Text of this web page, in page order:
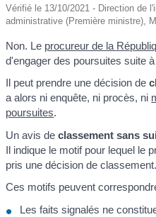
Vérifié le 13/10/2021 - Direction de
administrative (Première ministre),
Non. Le procureur de la
d'engager des poursuites suite
Il peut prendre une décision de
a alors ni enquête, ni procès, ni
poursuites.
Un avis declassement sans
Il indique le motif pour lequel le
pris une décision de classement.
Ces motifs peuvent
Les faits signalés ne